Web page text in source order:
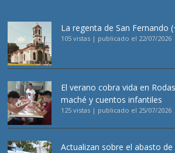
La regenta de San Fernando
105 vistas | publicado el 22/07/2026
El verano cobra vida en
maché y cuentos infantiles
125 vistas | publicado el 25/07/2026
Actualizan sobre el abasto